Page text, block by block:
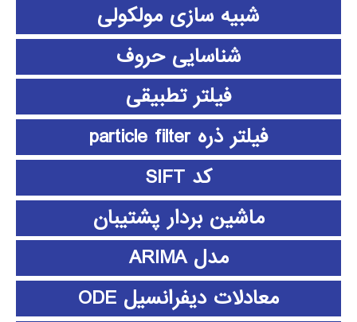
شبیه سازی مولکولی
شناسایی حروف
فیلتر تطبیقی
فیلتر ذره particle filter
کد SIFT
ماشین بردار پشتیبان
مدل ARIMA
معادلات دیفرانسیل ODE